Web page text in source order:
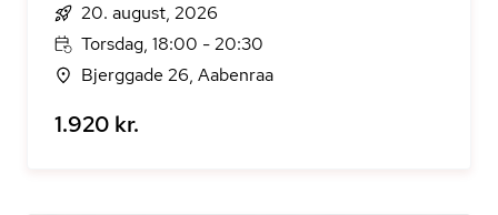
20. august, 2026
Torsdag, 18:00 - 20:30
Bjerggade 26, Aabenraa
1.920 kr.